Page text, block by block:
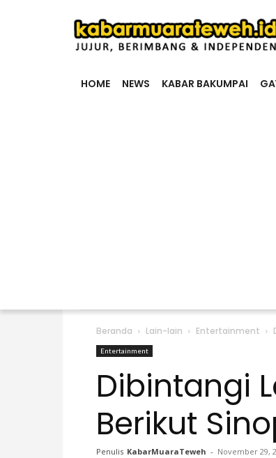
HOME NEWS KABAR BAKUMPAI
Beranda Lain-lain Entertainment
Entertainment
Dibintangi
Berikut
Penulis KabarMuaraTeweh - November 29,